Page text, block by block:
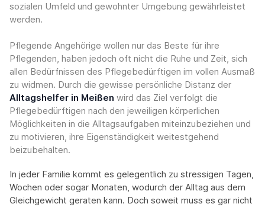
sozialen Umfeld und gewohnter Umgebung gewährleistet
werden.
Pflegende Angehörige wollen nur das Beste für ihre
Pflegenden, haben jedoch oft nicht die Ruhe und Zeit, sich
allen Bedürfnissen des Pflegebedürftigen im vollen Ausmaß
zu widmen. Durch die gewisse persönliche Distanz der
Alltagshelfer in Meißen wird das Ziel verfolgt die
Pflegebedürftigen nach den jeweiligen körperlichen
Möglichkeiten in die Alltagsaufgaben miteinzubeziehen und
zu motivieren, ihre Eigenständigkeit weitestgehend
beizubehalten.
In jeder Familie kommt es gelegentlich zu stressigen Tagen,
Wochen oder sogar Monaten, wodurch der Alltag aus dem
Gleichgewicht geraten kann. Doch soweit muss es gar nicht